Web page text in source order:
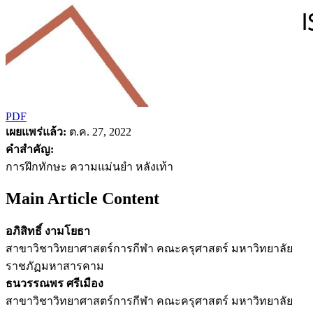
PDF
เผยแพร่แล้ว: ต.ค. 27, 2022
คำสำคัญ:
การฝึกทักษะ ความแม่นยำ หลังเท้า
Main Article Content
อภิสิทธิ์ งามโยธา
สาขาวิชาวิทยาศาสตร์การกีฬา คณะครุศาสตร์ มหาวิทยาลัย
ราชภัฏมหาสารคาม
ธนวรรณพร ศรีเมือง
สาขาวิชาวิทยาศาสตร์การกีฬา คณะครุศาสตร์ มหาวิทยาลัย